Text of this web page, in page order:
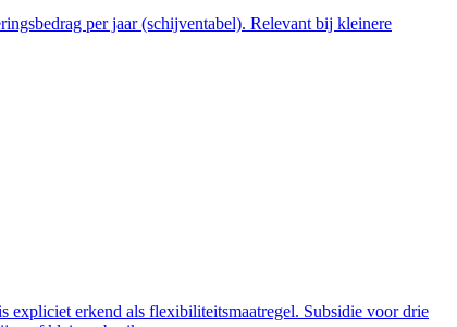
per jaar (schijventabel). Relevant bij kleinere
erkend als flexibiliteitsmaatregel. Subsidie voor drie